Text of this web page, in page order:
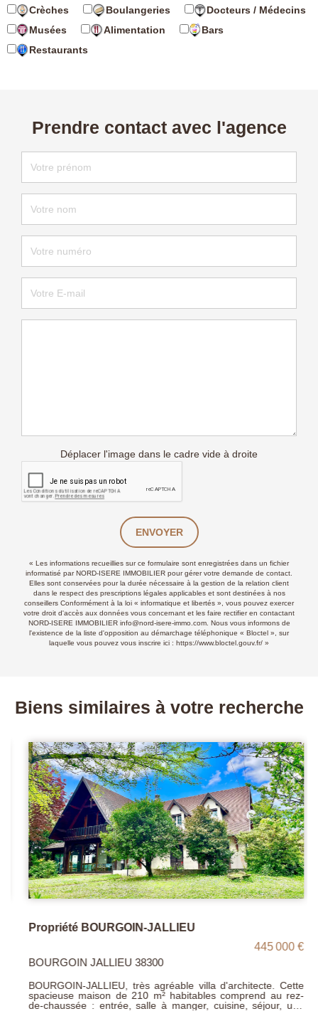
Crèches Boulangeries
Docteurs / Médecins
Musées
Alimentation
Bars
Restaurants
Prendre contact avec l'agence
Déplacer l'image dans le cadre vide à droite
ENVOYER
« Les informations recueillies sur ce formulaire sont enregistrées dans un fichier
informatisé par NORD-ISERE IMMOBILIER pour gérer votre demande de contact.
Elles sont conservées pour la durée nécessaire à la gestion de la relation client
dans le respect des prescriptions légales applicables et sont destinées à nos
conseillers Conformément à la loi « informatique et libertés », vous pouvez exercer
votre droit d'accès aux données vous concernant et les faire rectifier en contactant
NORD-ISERE IMMOBILIER info@nord-isere-immo.com. Nous vous informons de
l'existence de la liste d'opposition au démarchage téléphonique « Bloctel », sur
laquelle vous pouvez vous inscrire ici : https://www.bloctel.gouv.fr/ »
Biens similaires à votre recherche
Propriété BOURGOIN-JALLIEU
445 000 €
BOURGOIN JALLIEU 38300
BOURGOIN-JALLIEU, très agréable villa d'architecte. Cette
spacieuse maison de 210 m² habitables comprend au rez-
de-chaussée : entrée, salle à manger, cuisine, séjour, une